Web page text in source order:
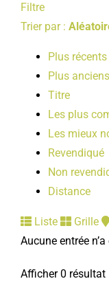
Filtre
Trier par :
Plus
Plus
Titre
Les plus
Les mieux
Revendiqué
Non
Distance
Liste Grille
Aucune entrée
Afficher 0 résultat